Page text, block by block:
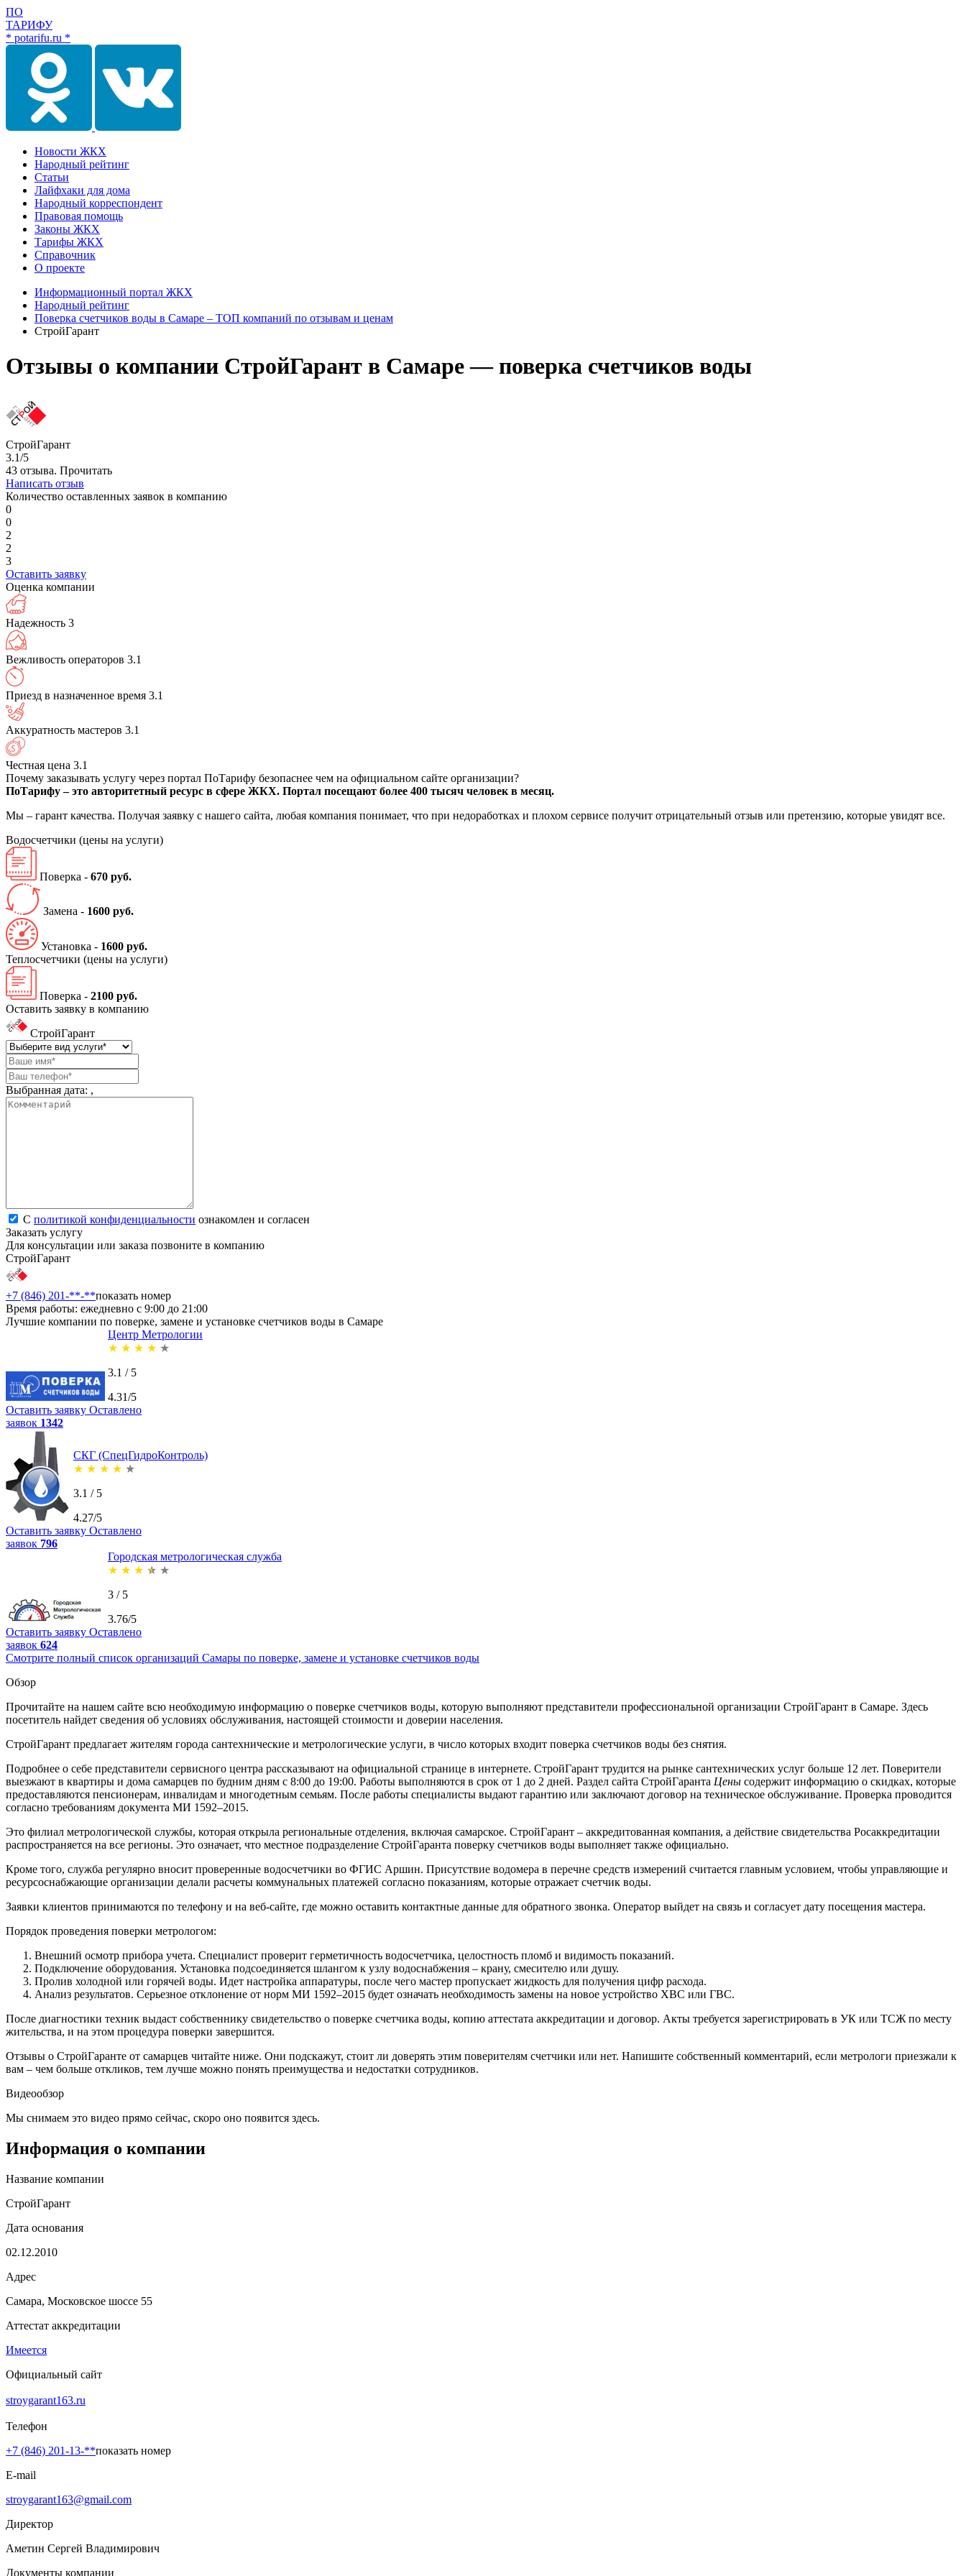
ПО
ТАРИФУ
* potarifu.ru *
Новости ЖКХ
Народный рейтинг
Статьи
Лайфхаки для дома
Народный корреспондент
Правовая помощь
Законы ЖКХ
Тарифы ЖКХ
Справочник
О проекте
Информационный портал ЖКХ
Народный рейтинг
Поверка счетчиков воды в Самаре – ТОП компаний по отзывам и ценам
СтройГарант
Отзывы о компании СтройГарант в Самаре — поверка счетчиков воды
СтройГарант
3.1/5
43 отзыва. Прочитать
Написать отзыв
Количество оставленных заявок в компанию
0
0
2
2
3
Оставить заявку
Оценка компании
Надежность 3
Вежливость операторов 3.1
Приезд в назначенное время 3.1
Аккуратность мастеров 3.1
Честная цена 3.1
Почему заказывать услугу через портал ПоТарифу безопаснее чем на официальном сайте организации?
ПоТарифу – это авторитетный ресурс в сфере ЖКХ. Портал посещают более 400 тысяч человек в месяц.
Мы – гарант качества. Получая заявку с нашего сайта, любая компания понимает, что при недоработках и плохом сервисе получит отрицательный отзыв или претензию, которые увидят все.
Водосчетчики (цены на услуги)
Поверка - 670 руб.
Замена - 1600 руб.
Установка - 1600 руб.
Теплосчетчики (цены на услуги)
Поверка - 2100 руб.
Оставить заявку в компанию
СтройГарант
Выбранная дата: ,
С политикой конфиденциальности ознакомлен и согласен
Заказать услугу
Для консультации или заказа позвоните в компанию
СтройГарант
+7 (846) 201-**-**показать номер
Время работы: ежедневно с 9:00 до 21:00
Лучшие компании по поверке, замене и установке счетчиков воды в Самаре
Центр Метрологии
★ ★ ★ ★ ★
3.1 / 5
4.31/5
Оставить заявку Оставлено
заявок 1342
СКГ (СпецГидроКонтроль)
★ ★ ★ ★ ★
3.1 / 5
4.27/5
Оставить заявку Оставлено
заявок 796
Городская метрологическая служба
★ ★ ★ ★ ★
3 / 5
3.76/5
Оставить заявку Оставлено
заявок 624
Смотрите полный список организаций Самары по поверке, замене и установке счетчиков воды
Обзор
Прочитайте на нашем сайте всю необходимую информацию о поверке счетчиков воды, которую выполняют представители профессиональной организации СтройГарант в Самаре. Здесь
посетитель найдет сведения об условиях обслуживания, настоящей стоимости и доверии населения.
СтройГарант предлагает жителям города сантехнические и метрологические услуги, в число которых входит поверка счетчиков воды без снятия.
Подробнее о себе представители сервисного центра рассказывают на официальной странице в интернете. СтройГарант трудится на рынке сантехнических услуг больше 12 лет. Поверители
выезжают в квартиры и дома самарцев по будним дням с 8:00 до 19:00. Работы выполняются в срок от 1 до 2 дней. Раздел сайта СтройГаранта Цены содержит информацию о скидках, которые
предоставляются пенсионерам, инвалидам и многодетным семьям. После работы специалисты выдают гарантию или заключают договор на техническое обслуживание. Проверка проводится
согласно требованиям документа МИ 1592–2015.
Это филиал метрологической службы, которая открыла региональные отделения, включая самарское. СтройГарант – аккредитованная компания, а действие свидетельства Росаккредитации
распространяется на все регионы. Это означает, что местное подразделение СтройГаранта поверку счетчиков воды выполняет также официально.
Кроме того, служба регулярно вносит проверенные водосчетчики во ФГИС Аршин. Присутствие водомера в перечне средств измерений считается главным условием, чтобы управляющие и
ресурсоснабжающие организации делали расчеты коммунальных платежей согласно показаниям, которые отражает счетчик воды.
Заявки клиентов принимаются по телефону и на веб-сайте, где можно оставить контактные данные для обратного звонка. Оператор выйдет на связь и согласует дату посещения мастера.
Порядок проведения поверки метрологом:
Внешний осмотр прибора учета. Специалист проверит герметичность водосчетчика, целостность пломб и видимость показаний.
Подключение оборудования. Установка подсоединяется шлангом к узлу водоснабжения – крану, смесителю или душу.
Пролив холодной или горячей воды. Идет настройка аппаратуры, после чего мастер пропускает жидкость для получения цифр расхода.
Анализ результатов. Серьезное отклонение от норм МИ 1592–2015 будет означать необходимость замены на новое устройство ХВС или ГВС.
После диагностики техник выдаст собственнику свидетельство о поверке счетчика воды, копию аттестата аккредитации и договор. Акты требуется зарегистрировать в УК или ТСЖ по месту
жительства, и на этом процедура поверки завершится.
Отзывы о СтройГаранте от самарцев читайте ниже. Они подскажут, стоит ли доверять этим поверителям счетчики или нет. Напишите собственный комментарий, если метрологи приезжали к
вам – чем больше откликов, тем лучше можно понять преимущества и недостатки сотрудников.
Видеообзор
Мы снимаем это видео прямо сейчас, скоро оно появится здесь.
Информация о компании
Название компании
СтройГарант
Дата основания
02.12.2010
Адрес
Самара, Московское шоссе 55
Аттестат аккредитации
Имеется
Официальный сайт
stroygarant163.ru
Телефон
+7 (846) 201-13-**показать номер
E-mail
stroygarant163@gmail.com
Директор
Аметин Сергей Владимирович
Документы компании